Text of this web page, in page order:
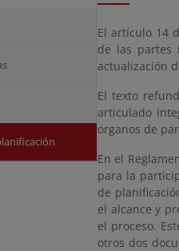
El artículo 14
de las partes
actualización
El texto
articulado
órganos de
En el
para la
de
el alcance y
el proceso.
otros dos